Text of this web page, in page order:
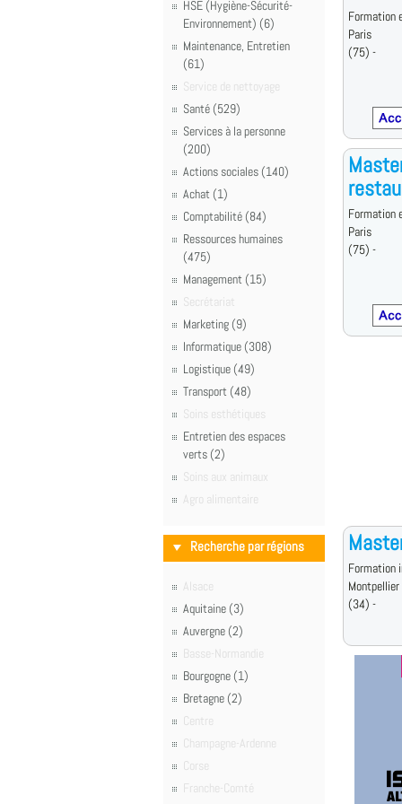
HSE (Hygiène-Sécurité-
Environnement) (6)
Maintenance, Entretien
(61)
Service de nettoyage
Santé (529)
Services à la personne
(200)
Actions sociales (140)
Achat (1)
Comptabilité (84)
Ressources humaines
(475)
Management (15)
Secrétariat
Marketing (9)
Informatique (308)
Logistique (49)
Transport (48)
Soins esthétiques
Entretien des espaces
verts (2)
Soins aux animaux
Agro alimentaire
Recherche par régions
Alsace
Aquitaine (3)
Auvergne (2)
Basse-Normandie
Bourgogne (1)
Bretagne (2)
Centre
Champagne-Ardenne
Corse
Franche-Comté
Formation
Paris
(75) -
Formation
Paris
(75) -
Formation
(34) -